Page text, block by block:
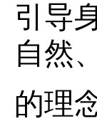
引导
自然
的理